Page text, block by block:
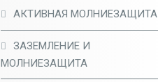
АКТИВНАЯ МОЛНИЕЗАЩИТА
ЗАЗЕМЛЕНИЕ И
МОЛНИЕЗАЩИТА